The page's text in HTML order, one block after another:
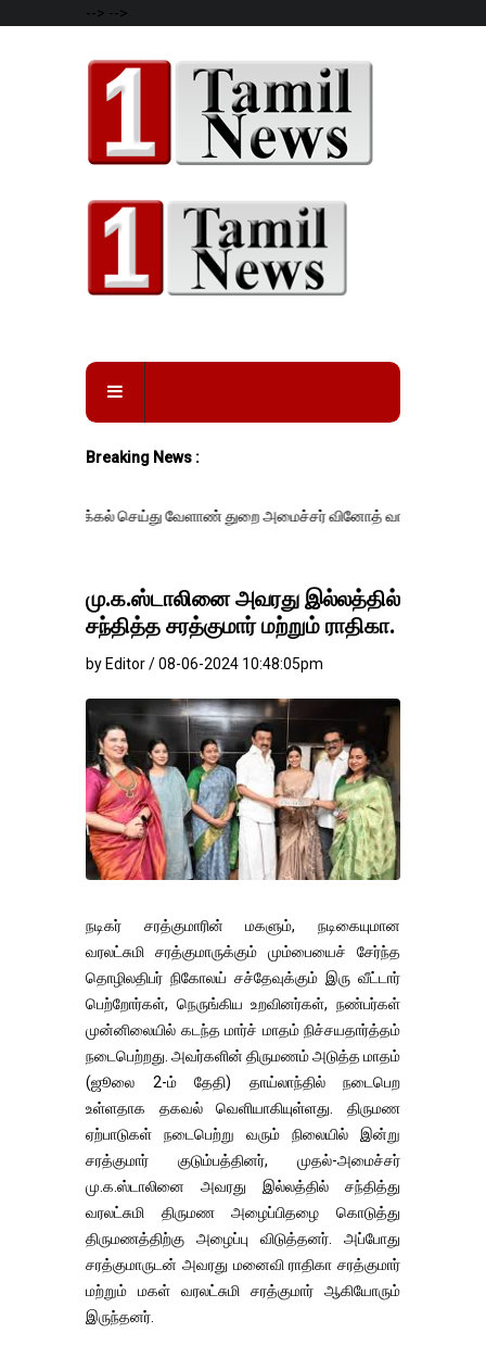
--> -->
Breaking News :
செய்து வேளாண் துறை அமைச்சர் வினோத் வாசித்து வருகிறார். �.
மு.க.ஸ்டாலினை அவரது இல்லத்தில்
சந்தித்த சரத்குமார் மற்றும் ராதிகா.
by Editor / 08-06-2024 10:48:05pm
நடிகர் சரத்குமாரின் மகளும், நடிகையுமான
வரலட்சுமி சரத்குமாருக்கும் மும்பையைச் சேர்ந்த
தொழிலதிபர் நிகோலய் சச்தேவுக்கும் இரு வீட்டார்
பெற்றோர்கள், நெருங்கிய உறவினர்கள், நண்பர்கள்
முன்னிலையில் கடந்த மார்ச் மாதம் நிச்சயதார்த்தம்
நடைபெற்றது. அவர்களின் திருமணம் அடுத்த மாதம்
(ஜூலை 2-ம் தேதி) தாய்லாந்தில் நடைபெற
உள்ளதாக தகவல் வெளியாகியுள்ளது. திருமண
ஏற்பாடுகள் நடைபெற்று வரும் நிலையில் இன்று
சரத்குமார் குடும்பத்தினர், முதல்-அமைச்சர்
மு.க.ஸ்டாலினை அவரது இல்லத்தில் சந்தித்து
வரலட்சுமி திருமண அழைப்பிதழை கொடுத்து
திருமணத்திற்கு அழைப்பு விடுத்தனர். அப்போது
சரத்குமாருடன் அவரது மனைவி ராதிகா சரத்குமார்
மற்றும் மகள் வரலட்சுமி சரத்குமார் ஆகியோரும்
இருந்தனர்.